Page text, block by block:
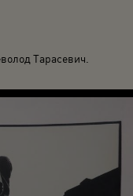
Тарасевич.